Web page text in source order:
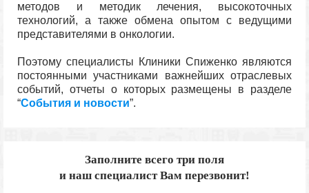
методов и методик лечения, высокоточных
технологий, а также обмена опытом с ведущими
представителями в онкологии.
Поэтому специалисты Клиники Спиженко являются
постоянными участниками важнейших отраслевых
событий, отчеты о которых размещены в разделе
“События и новости”.
Заполните всего три поля
и наш специалист Вам перезвонит!